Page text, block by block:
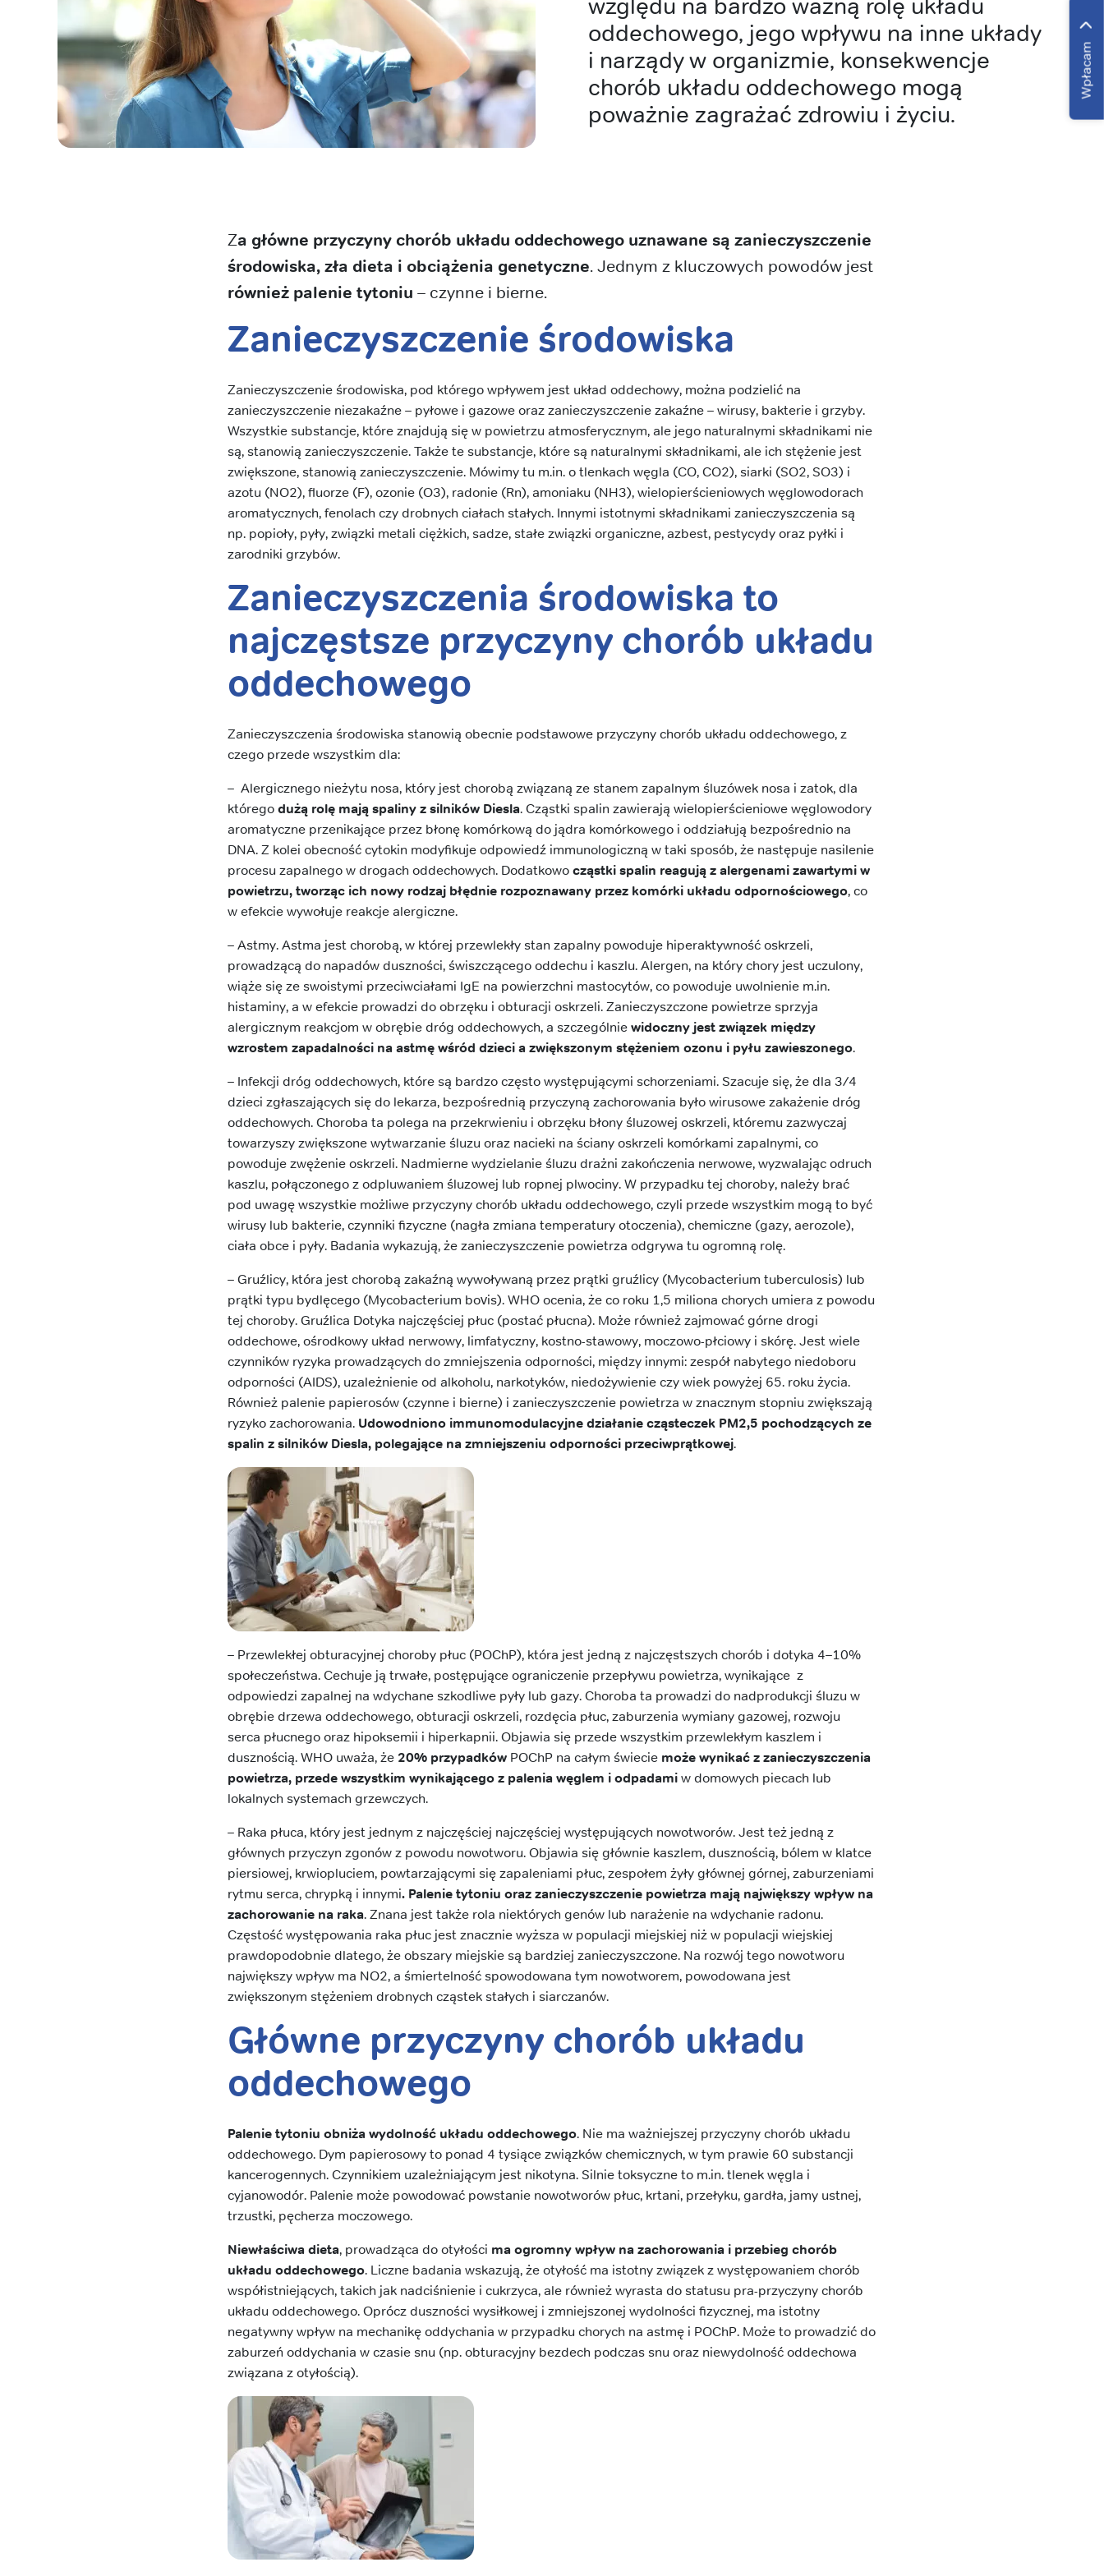
Wpłacam
oddechowego, jego wpływu na inne układy
i narządy w organizmie, konsekwencje
chorób układu oddechowego mogą
poważnie zagrażać zdrowiu i życiu.
Za główne przyczyny chorób układu oddechowego uznawane są zanieczyszczenie
środowiska, zła dieta i obciążenia genetyczne. Jednym z kluczowych powodów jest
również palenie tytoniu – czynne i bierne.
Zanieczyszczenie środowiska
Zanieczyszczenie środowiska, pod którego wpływem jest układ oddechowy, można podzielić na
zanieczyszczenie niezakaźne – pyłowe i gazowe oraz zanieczyszczenie zakaźne – wirusy, bakterie i grzyby.
Wszystkie substancje, które znajdują się w powietrzu atmosferycznym, ale jego naturalnymi składnikami nie
są, stanowią zanieczyszczenie. Także te substancje, które są naturalnymi składnikami, ale ich stężenie jest
zwiększone, stanowią zanieczyszczenie. Mówimy tu m.in. o tlenkach węgla (CO, CO2), siarki (SO2, SO3) i
azotu (NO2), fluorze (F), ozonie (O3), radonie (Rn), amoniaku (NH3), wielopierścieniowych węglowodorach
aromatycznych, fenolach czy drobnych ciałach stałych. Innymi istotnymi składnikami zanieczyszczenia są
np. popioły, pyły, związki metali ciężkich, sadze, stałe związki organiczne, azbest, pestycydy oraz pyłki i
zarodniki grzybów.
Zanieczyszczenia środowiska to
najczęstsze przyczyny chorób układu
oddechowego
Zanieczyszczenia środowiska stanowią obecnie podstawowe przyczyny chorób układu oddechowego, z
czego przede wszystkim dla:
– Alergicznego nieżytu nosa, który jest chorobą związaną ze stanem zapalnym śluzówek nosa i zatok, dla
któregodużą rolę mają spaliny z silników Diesla. Cząstki spalin zawierają wielopierścieniowe węglowodory
aromatyczne przenikające przez błonę komórkową do jądra komórkowego i oddziałują bezpośrednio na
DNA. Z kolei obecność cytokin modyfikuje odpowiedź immunologiczną w taki sposób, że następuje nasilenie
procesu zapalnego w drogach oddechowych. Dodatkowocząstki spalin reagują z alergenami zawartymi w
powietrzu, tworząc ich nowy rodzaj błędnie rozpoznawany przez komórki układu odpornościowego, co
w efekcie wywołuje reakcje alergiczne.
– Astmy. Astma jest chorobą, w której przewlekły stan zapalny powoduje hiperaktywność oskrzeli,
prowadzącą do napadów duszności, świszczącego oddechu i kaszlu. Alergen, na który chory jest uczulony,
wiąże się ze swoistymi przeciwciałami IgE na powierzchni mastocytów, co powoduje uwolnienie m.in.
histaminy, a w efekcie prowadzi do obrzęku i obturacji oskrzeli. Zanieczyszczone powietrze sprzyja
alergicznym reakcjom w obrębie dróg oddechowych, a szczególniewidoczny jest związek między
wzrostem zapadalności na astmę wśród dzieci a zwiększonym stężeniem ozonu i pyłu zawieszonego.
– Infekcji dróg oddechowych, które są bardzo często występującymi schorzeniami. Szacuje się, że dla 3/4
dzieci zgłaszających się do lekarza, bezpośrednią przyczyną zachorowania było wirusowe zakażenie dróg
oddechowych. Choroba ta polega na przekrwieniu i obrzęku błony śluzowej oskrzeli, któremu zazwyczaj
towarzyszy zwiększone wytwarzanie śluzu oraz nacieki na ściany oskrzeli komórkami zapalnymi, co
powoduje zwężenie oskrzeli. Nadmierne wydzielanie śluzu drażni zakończenia nerwowe, wyzwalając odruch
kaszlu, połączonego z odpluwaniem śluzowej lub ropnej plwociny. W przypadku tej choroby, należy brać
pod uwagę wszystkie możliwe przyczyny chorób układu oddechowego, czyli przede wszystkim mogą to być
wirusy lub bakterie, czynniki fizyczne (nagła zmiana temperatury otoczenia), chemiczne (gazy, aerozole),
ciała obce i pyły. Badania wykazują, że zanieczyszczenie powietrza odgrywa tu ogromną rolę.
– Gruźlicy, która jest chorobą zakaźną wywoływaną przez prątki gruźlicy (Mycobacterium tuberculosis) lub
prątki typu bydlęcego (Mycobacterium bovis). WHO ocenia, że co roku 1,5 miliona chorych umiera z powodu
tej choroby. Gruźlica Dotyka najczęściej płuc (postać płucna). Może również zajmować górne drogi
oddechowe, ośrodkowy układ nerwowy, limfatyczny, kostno-stawowy, moczowo-płciowy i skórę. Jest wiele
czynników ryzyka prowadzących do zmniejszenia odporności, między innymi: zespół nabytego niedoboru
odporności (AIDS), uzależnienie od alkoholu, narkotyków, niedożywienie czy wiek powyżej 65. roku życia.
Również palenie papierosów (czynne i bierne) i zanieczyszczenie powietrza w znacznym stopniu zwiększają
ryzyko zachorowania. Udowodniono immunomodulacyjne działanie cząsteczek PM2,5 pochodzących ze
spalin z silników Diesla, polegające na zmniejszeniu odporności przeciwprątkowej.
– Przewlekłej obturacyjnej choroby płuc (POChP), która jest jedną z najczęstszych chorób i dotyka 4–10%
społeczeństwa. Cechuje ją trwałe, postępujące ograniczenie przepływu powietrza, wynikające z
odpowiedzi zapalnej na wdychane szkodliwe pyły lub gazy. Choroba ta prowadzi do nadprodukcji śluzu w
obrębie drzewa oddechowego, obturacji oskrzeli, rozdęcia płuc, zaburzenia wymiany gazowej, rozwoju
serca płucnego oraz hipoksemii i hiperkapnii. Objawia się przede wszystkim przewlekłym kaszlem i
dusznością. WHO uważa, że 20% przypadków POChP na całym świecie może wynikać z zanieczyszczenia
powietrza, przede wszystkim wynikającego z palenia węglem i odpadamiw domowych piecach lub
lokalnych systemach grzewczych.
– Raka płuca, który jest jednym z najczęściej najczęściej występujących nowotworów. Jest też jedną z
głównych przyczyn zgonów z powodu nowotworu. Objawia się głównie kaszlem, dusznością, bólem w klatce
piersiowej, krwiopluciem, powtarzającymi się zapaleniami płuc, zespołem żyły głównej górnej, zaburzeniami
rytmu serca, chrypką i innymi. Palenie tytoniu oraz zanieczyszczenie powietrza mają największy wpływ na
zachorowanie na raka. Znana jest także rola niektórych genów lub narażenie na wdychanie radonu.
Częstość występowania raka płuc jest znacznie wyższa w populacji miejskiej niż w populacji wiejskiej
prawdopodobnie dlatego, że obszary miejskie są bardziej zanieczyszczone. Na rozwój tego nowotworu
największy wpływ ma NO2, a śmiertelność spowodowana tym nowotworem, powodowana jest
zwiększonym stężeniem drobnych cząstek stałych i siarczanów.
Główne przyczyny chorób układu
oddechowego
Palenie tytoniu obniża wydolność układu oddechowego. Nie ma ważniejszej przyczyny chorób układu
oddechowego. Dym papierosowy to ponad 4 tysiące związków chemicznych, w tym prawie 60 substancji
kancerogennych. Czynnikiem uzależniającym jest nikotyna. Silnie toksyczne to m.in. tlenek węgla i
cyjanowodór. Palenie może powodować powstanie nowotworów płuc, krtani, przełyku, gardła, jamy ustnej,
trzustki, pęcherza moczowego.
Niewłaściwa dieta, prowadząca do otyłości ma ogromny wpływ na zachorowania i przebieg chorób
układu oddechowego. Liczne badania wskazują, że otyłość ma istotny związek z występowaniem chorób
współistniejących, takich jak nadciśnienie i cukrzyca, ale również wyrasta do statusu pra-przyczyny chorób
układu oddechowego. Oprócz duszności wysiłkowej i zmniejszonej wydolności fizycznej, ma istotny
negatywny wpływ na mechanikę oddychania w przypadku chorych na astmę i POChP. Może to prowadzić do
zaburzeń oddychania w czasie snu (np. obturacyjny bezdech podczas snu oraz niewydolność oddechowa
związana z otyłością).